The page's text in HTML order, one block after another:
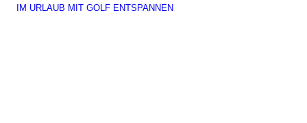
IM URLAUB MIT GOLF ENTSPANNEN